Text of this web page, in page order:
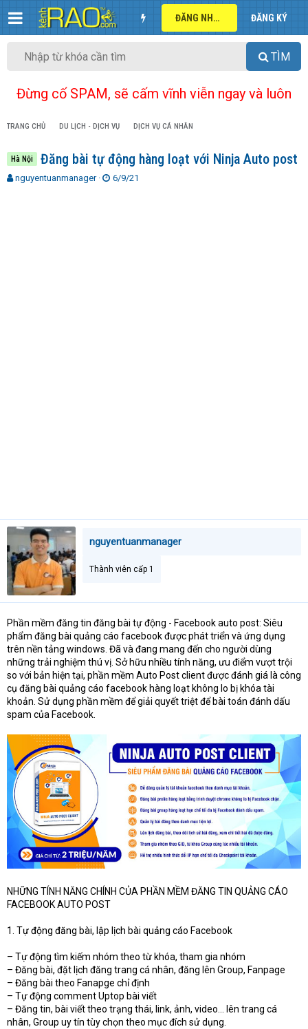
ĐĂNG NHẬP ĐĂNG KÝ
TÌM
Đừng cố SPAM, sẽ cấm vĩnh viễn ngay và luôn
TRANG CHỦ DU LỊCH - DỊCH VỤ DỊCH VỤ CÁ NHÂN
Hà Nội Đăng bài tự động hàng loạt với Ninja Auto post
T
nguyentuanmanager
N
6/9/21
nguyentuanmanager
Thành viên cấp 1
Phần mềm đăng tin đăng bài tự động - Facebook auto post: Siêu
phẩm đăng bài quảng cáo facebook được phát triển và ứng dụng
trên nền tảng windows. Đã và đang mang đến cho người dùng
những trải nghiệm thú vị. Sở hữu nhiều tính năng, ưu điểm vượt trội
so với bản hiện tại, phần mềm Auto Post client được đánh giá là công
cụ đăng bài quảng cáo facebook hàng loạt không lo bị khóa tài
khoản. Sử dụng phần mềm để giải quyết triệt để bài toán đánh dấu
spam của Facebook.
NHỮNG TÍNH NĂNG CHÍNH CỦA PHẦN MỀM ĐĂNG TIN QUẢNG CÁO
FACEBOOK AUTO POST
1. Tự động đăng bài, lập lịch bài quảng cáo Facebook
– Tự động tìm kiếm nhóm theo từ khóa, tham gia nhóm
– Đăng bài, đặt lịch đăng trang cá nhân, đăng lên Group, Fanpage
– Đăng bài theo Fanapge chỉ định
– Tự động comment Uptop bài viết
– Đăng tin, bài viết theo trạng thái, link, ảnh, video… lên trang cá
nhân, Group uy tín tùy chọn theo mục đích sử dụng.